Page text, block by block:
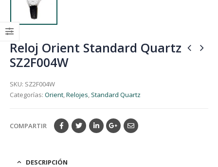
Reloj Orient Standard Quartz
SZ2F004W
SKU: SZ2F004W
Categorías: Orient,Relojes, Standard Quartz
COMPARTIR
DESCRIPCIÓN